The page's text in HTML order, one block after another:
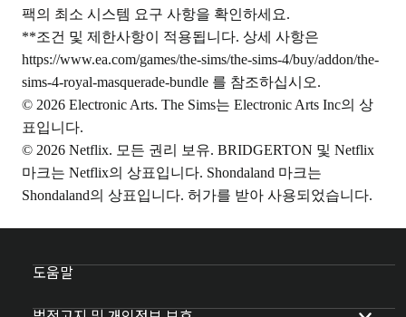
팩의 최소 시스템 요구 사항을 확인하세요.
**조건 및 제한사항이 적용됩니다. 상세 사항은
https://www.ea.com/games/the-sims/the-sims-4/buy/addon/the-
sims-4-royal-masquerade-bundle 를 참조하십시오.
© 2026 Electronic Arts. The Sims는 Electronic Arts Inc의 상
표입니다.
© 2026 Netflix. 모든 권리 보유. BRIDGERTON 및 Netflix
마크는 Netflix의 상표입니다. Shondaland 마크는
Shondaland의 상표입니다. 허가를 받아 사용되었습니다.
도움말